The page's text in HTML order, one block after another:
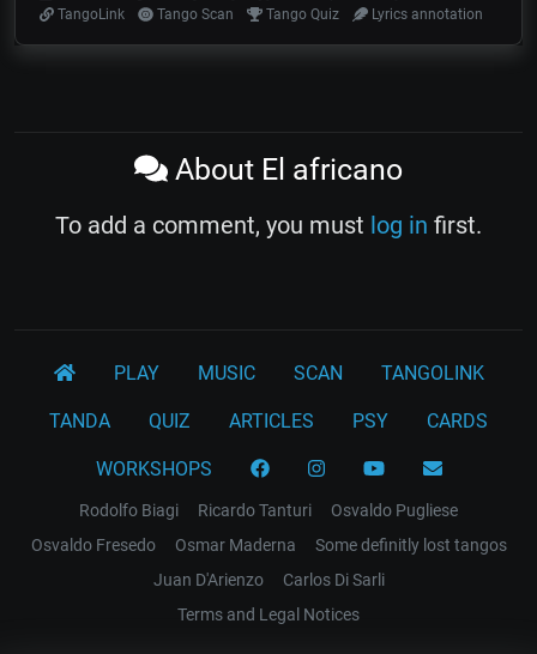
TangoLink
Tango Scan Tango Quiz Lyrics annotation
About El africano
To add a comment, you must log in first.
PLAY MUSIC SCAN TANGOLINK
TANDA QUIZ ARTICLES PSY CARDS
WORKSHOPS
Rodolfo Biagi Ricardo Tanturi
Osvaldo Pugliese
Osvaldo Fresedo
Osmar Maderna
Some definitly lost tangos
Juan D'Arienzo
Carlos Di Sarli
Terms and Legal Notices